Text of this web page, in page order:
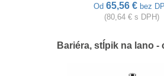
Od 65,56 € bez
(80,64 € s DPH)
Bariéra, stĺpik na lano -